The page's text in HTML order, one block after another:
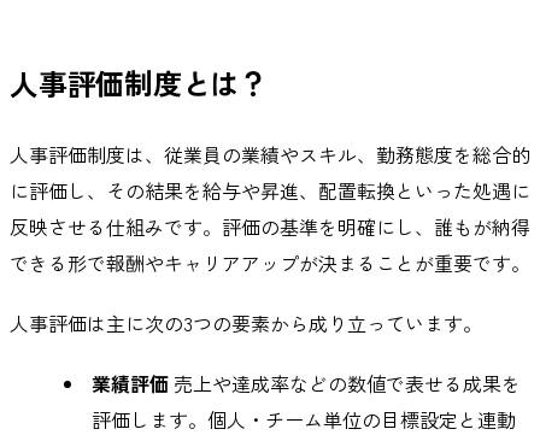
人事評価制度とは？
人事評価制度は、従業員の業績やスキル、勤務態度を総合的
に評価し、その結果を給与や昇進、配置転換といった処遇に
反映させる仕組みです。評価の基準を明確にし、誰もが納得
できる形で報酬やキャリアアップが決まることが重要です。
人事評価は主に次の3つの要素から成り立っています。
業績評価 売上や達成率などの数値で表せる成果を
評価します。個人・チーム単位の目標設定と連動